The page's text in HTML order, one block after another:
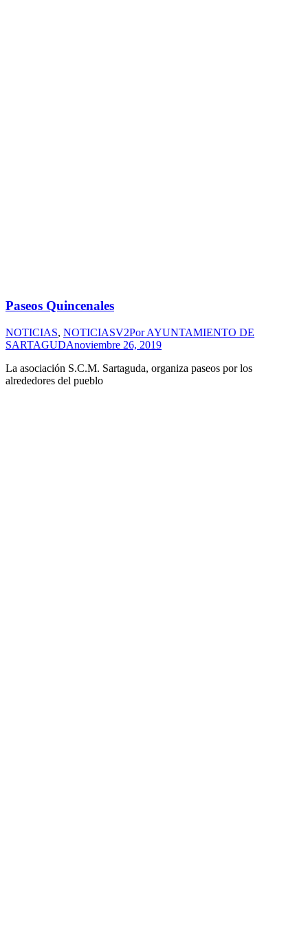
Paseos Quincenales
NOTICIAS, NOTICIASV2PorAYUNTAMIENTO DE
SARTAGUDAnoviembre 26, 2019
La asociación S.C.M. Sartaguda, organiza paseos por los
alrededores del pueblo